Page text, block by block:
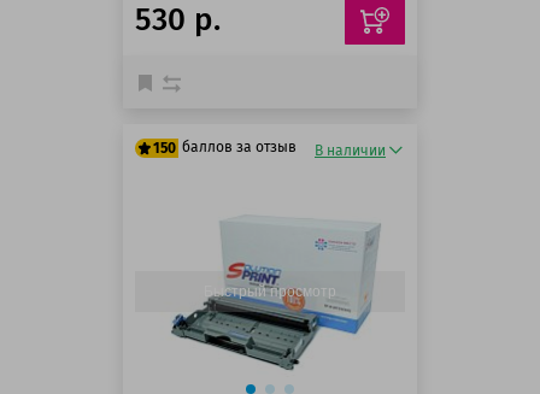
530 р.
150 баллов за отзыв В наличии
Быстрый просмотр